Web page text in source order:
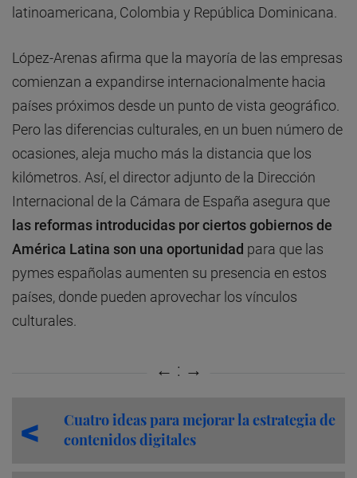
latinoamericana, Colombia y República Dominicana.
López-Arenas afirma que la mayoría de las empresas
comienzan a expandirse internacionalmente hacia
países próximos desde un punto de vista geográfico.
Pero las diferencias culturales, en un buen número de
ocasiones, aleja mucho más la distancia que los
kilómetros. Así, el director adjunto de la Dirección
Internacional de la Cámara de España asegura que
las reformas introducidas por ciertos gobiernos de
América Latina son una oportunidad para que las
pymes españolas aumenten su presencia en estos
países, donde pueden aprovechar los vínculos
culturales.
Cuatro ideas para mejorar la estrategia de
contenidos digitales